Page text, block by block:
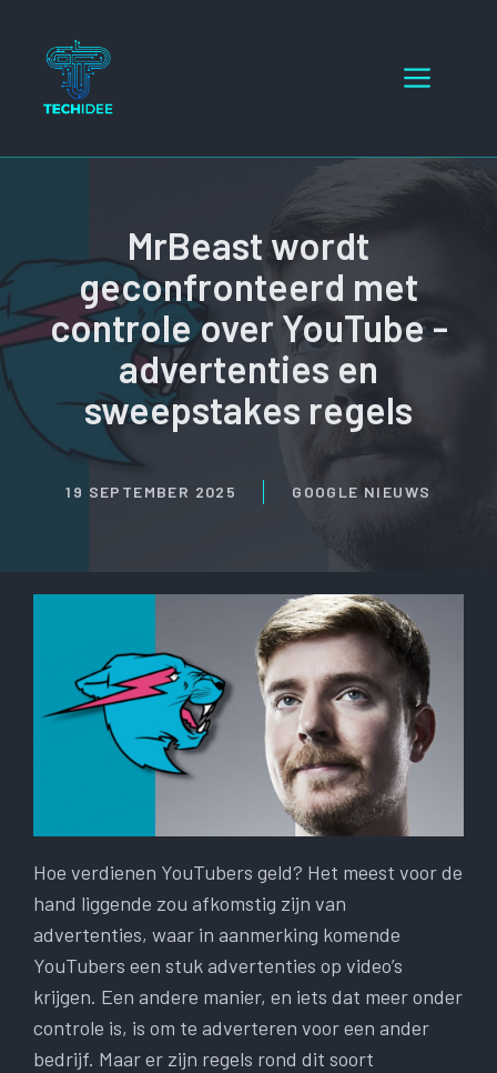
inhoud
Menu
MrBeast wordt
geconfronteerd met
controle over YouTube -
advertenties en
sweepstakes regels
19 SEPTEMBER 2025 GOOGLE NIEUWS
Hoe verdienen YouTubers geld? Het meest voor de
hand liggende zou afkomstig zijn van
advertenties, waar in aanmerking komende
YouTubers een stuk advertenties op video’s
krijgen. Een andere manier, en iets dat meer onder
controle is, is om te adverteren voor een ander
bedrijf. Maar er zijn regels rond dit soort